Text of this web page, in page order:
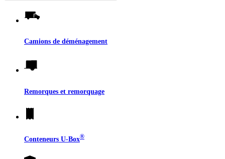
Camions de déménagement
Remorques et remorquage
Conteneurs U-Box®